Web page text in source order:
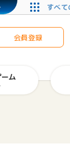
会員登録
ム